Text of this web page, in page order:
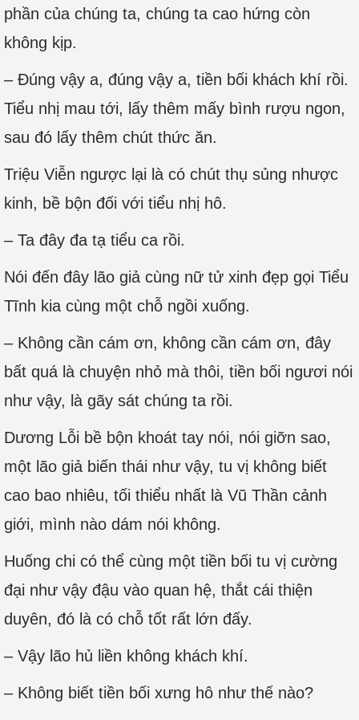
phần của chúng ta, chúng ta cao hứng còn
không kịp.
– Đúng vậy a, đúng vậy a, tiền bối khách khí rồi.
Tiểu nhị mau tới, lấy thêm mấy bình rượu ngon,
sau đó lấy thêm chút thức ăn.
Triệu Viễn ngược lại là có chút thụ sủng nhược
kinh, bề bộn đối với tiểu nhị hô.
– Ta đây đa tạ tiểu ca rồi.
Nói đến đây lão giả cùng nữ tử xinh đẹp gọi Tiểu
Tĩnh kia cùng một chỗ ngồi xuống.
– Không cần cám ơn, không cần cám ơn, đây
bất quá là chuyện nhỏ mà thôi, tiền bối ngươi nói
như vậy, là gãy sát chúng ta rồi.
Dương Lỗi bề bộn khoát tay nói, nói giỡn sao,
một lão giả biến thái như vậy, tu vị không biết
cao bao nhiêu, tối thiểu nhất là Vũ Thần cảnh
giới, mình nào dám nói không.
Huống chi có thể cùng một tiền bối tu vị cường
đại như vậy đậu vào quan hệ, thắt cái thiện
duyên, đó là có chỗ tốt rất lớn đấy.
– Vậy lão hủ liền không khách khí.
– Không biết tiền bối xưng hô như thế nào?